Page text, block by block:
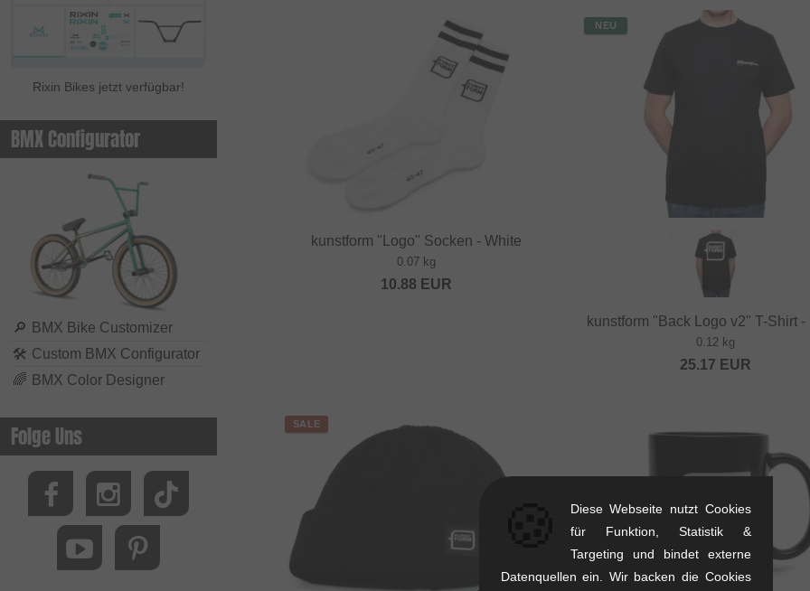
Rixin Bikes jetzt verfügbar!
BMX Configurator
🔎 BMX Bike Customizer
🛠 Custom BMX Configurator
🌈 BMX Color Designer
Folge Uns
kunstform "Logo" Socken - White
0.07 kg
10.88 EUR
NEU
kunstform "Back Logo v2" T-Shirt -
0.12 kg
25.17 EUR
SALE
Diese Webseite nutzt Cookies
für Funktion, Statistik &
Targeting und bindet externe
Datenquellen ein. Wir backen die Cookies